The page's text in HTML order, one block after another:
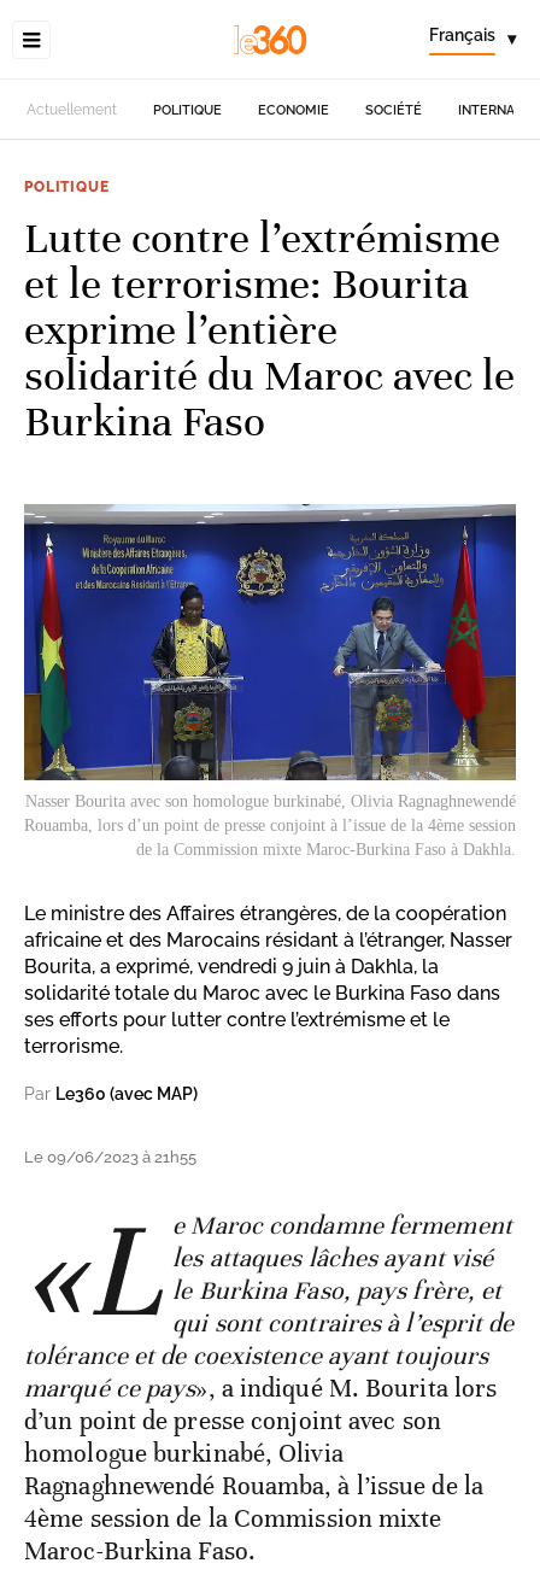
Français ▾
Actuellement POLITIQUE ECONOMIE SOCIÉTÉ
POLITIQUE
Lutte contre l’extrémisme
et le terrorisme: Bourita
exprime l’entière
solidarité du Maroc avec le
Burkina Faso
Nasser Bourita avec son homologue burkinabé, Olivia Ragnaghnewendé
Rouamba, lors d’un point de presse conjoint à l’issue de la 4ème session
de la Commission mixte Maroc-Burkina Faso à Dakhla.
Le ministre des Affaires étrangères, de la coopération
africaine et des Marocains résidant à l’étranger, Nasser
Bourita, a exprimé, vendredi 9 juin à Dakhla, la
solidarité totale du Maroc avec le Burkina Faso dans
ses efforts pour lutter contre l’extrémisme et le
terrorisme.
Par Le360 (avec MAP)
Le 09/06/2023 à 21h55
«L e Maroc condamne fermement
les attaques lâches ayant visé
le Burkina Faso, pays frère, et
qui sont contraires à l’esprit de
tolérance et de coexistence ayant toujours
marqué ce pays», a indiqué M. Bourita lors
d’un point de presse conjoint avec son
homologue burkinabé, Olivia
Ragnaghnewendé Rouamba, à l’issue de la
4ème session de la Commission mixte
Maroc-Burkina Faso.